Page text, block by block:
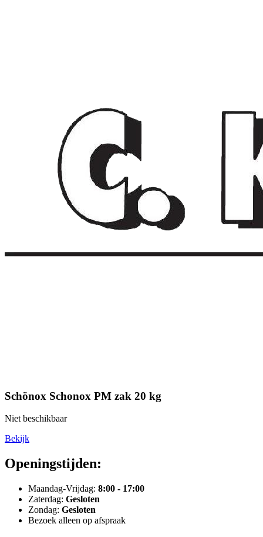
Schönox Schonox PM zak 20 kg
Niet beschikbaar
Bekijk
Openingstijden:
Maandag-Vrijdag: 8:00 - 17:00
Zaterdag: Gesloten
Zondag: Gesloten
Bezoek alleen op afspraak